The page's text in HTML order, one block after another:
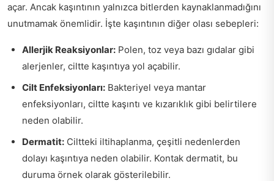
açar. Ancak kaşıntının yalnızca bitlerden kaynaklanmadığını
unutmamak önemlidir. İşte kaşıntının diğer olası sebepleri:
Allerjik Reaksiyonlar: Polen, toz veya bazı gıdalar gibi
alerjenler, ciltte kaşıntıya yol açabilir.
Cilt Enfeksiyonları: Bakteriyel veya mantar
enfeksiyonları, ciltte kaşıntı ve kızarıklık gibi belirtilere
neden olabilir.
Dermatit: Ciltteki iltihaplanma, çeşitli nedenlerden
dolayı kaşıntıya neden olabilir. Kontak dermatit, bu
duruma örnek olarak gösterilebilir.